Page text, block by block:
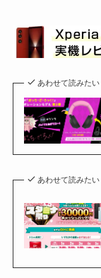
あわせて読みたい
あわせて読みたい